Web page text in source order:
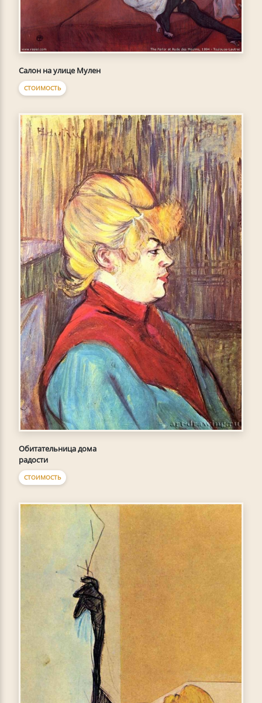
Салон на улице Мулен
СТОИМОСТЬ
Обитательница дома
радости
СТОИМОСТЬ